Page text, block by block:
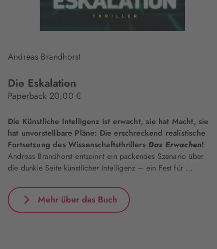
Andreas Brandhorst
Die Eskalation
Paperback 20,00 €
Die Künstliche Intelligenz ist erwacht, sie hat Macht, sie
hat unvorstellbare Pläne: Die erschreckend realistische
Fortsetzung des Wissenschaftsthrillers Das Erwachen!
Andreas Brandhorst entspinnt ein packendes Szenario über
die dunkle Seite künstlicher Intelligenz – ein Fest für …
Mehr über das Buch